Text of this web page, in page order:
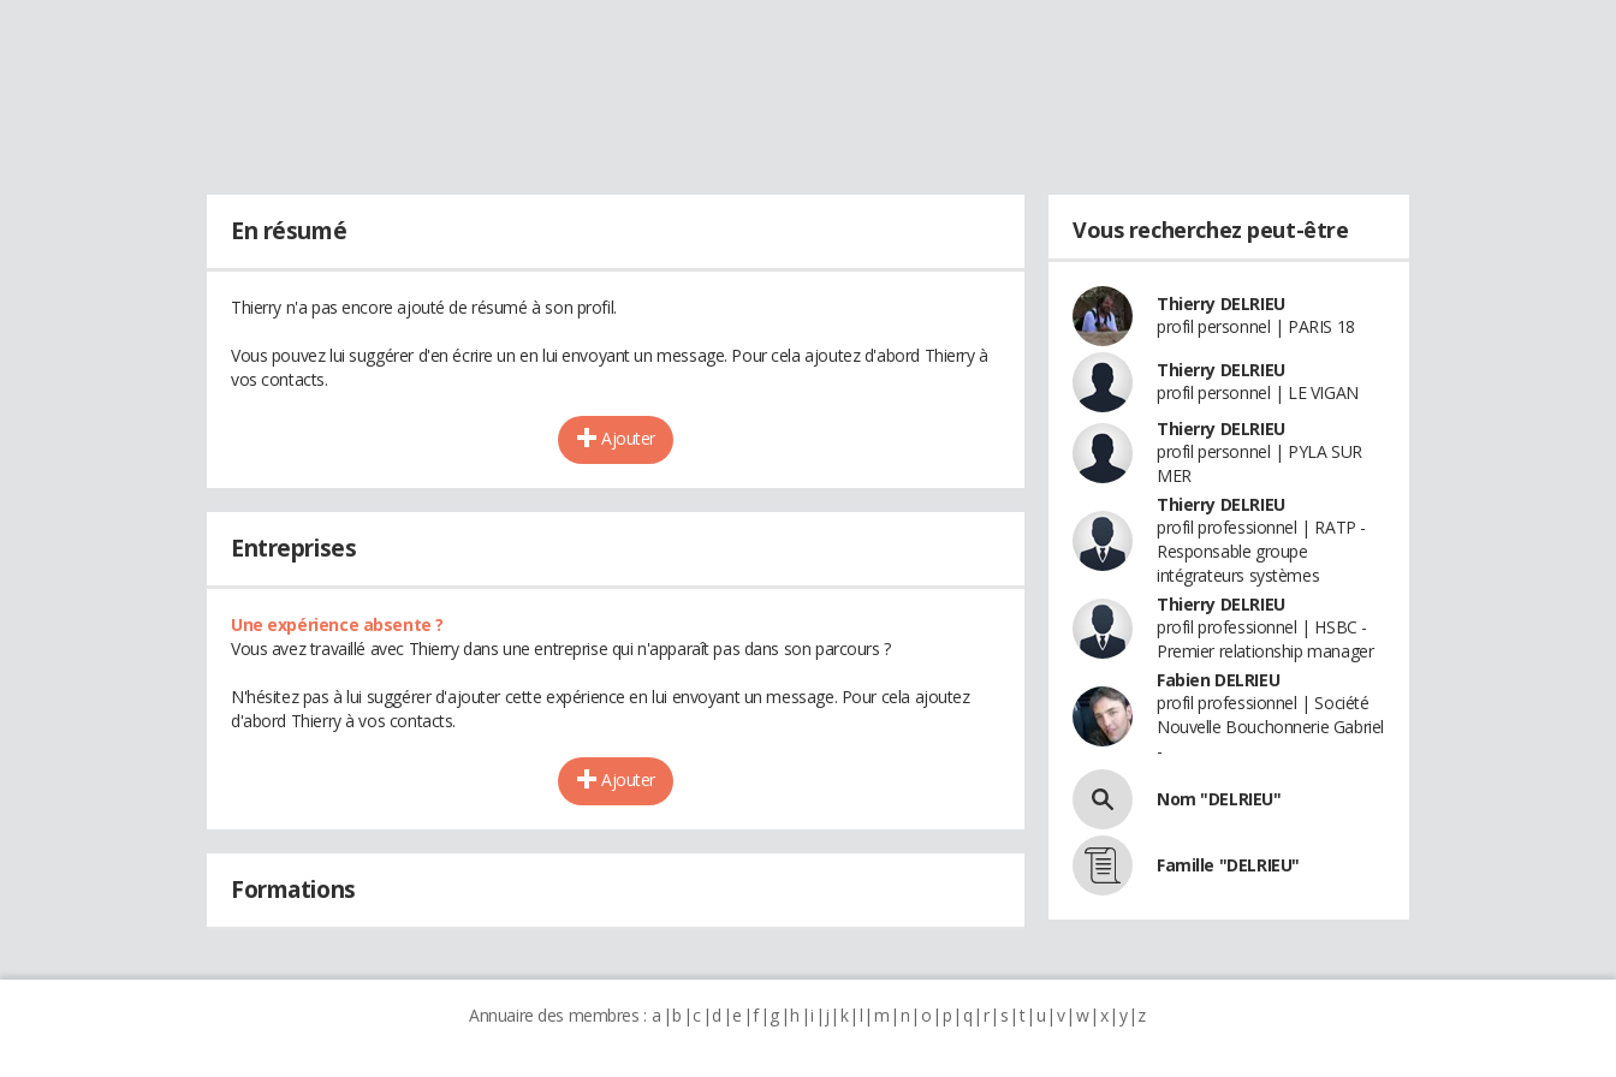
En résumé
Thierry n'a pas encore ajouté de résumé à son profil.
Vous pouvez lui suggérer d'en écrire un en lui envoyant un message. Pour cela ajoutez d'abord Thierry à
vos contacts.
Ajouter
Entreprises
Une expérience absente ?
Vous avez travaillé avec Thierry dans une entreprise qui n'apparaît pas dans son parcours ?
N'hésitez pas à lui suggérer d'ajouter cette expérience en lui envoyant un message. Pour cela ajoutez
d'abord Thierry à vos contacts.
Ajouter
Formations
Vous recherchez peut-être
Thierry DELRIEU
profil personnel | PARIS 18
Thierry DELRIEU
profil personnel | LE VIGAN
Thierry DELRIEU
profil personnel | PYLA SUR
MER
Thierry DELRIEU
profil professionnel | RATP -
Responsable groupe
intégrateurs systèmes
Thierry DELRIEU
profil professionnel | HSBC -
Premier relationship manager
Fabien DELRIEU
profil professionnel | Société
Nouvelle Bouchonnerie Gabriel
-
Nom "DELRIEU"
Famille "DELRIEU"
Annuaire des membres : a b c d e f g h i j k l m n o p q r s t u v w x y z